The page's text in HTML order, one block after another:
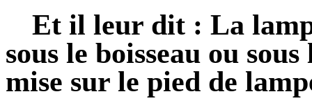
Et il leur dit : La
sous le boisseau ou
mise sur le pied de